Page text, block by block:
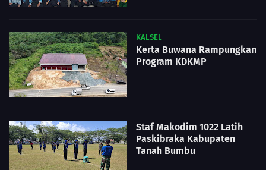
KALSEL
Kerta Buwana Rampungkan
Program KDKMP
Staf Makodim 1022 Latih
Paskibraka Kabupaten
Tanah Bumbu